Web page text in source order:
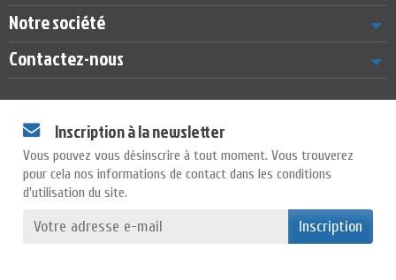
Notre société
Contactez-nous
Inscription à la newsletter
Vous pouvez vous désinscrire à tout moment. Vous trouverez
pour cela nos informations de contact dans les conditions
d'utilisation du site.
Inscription